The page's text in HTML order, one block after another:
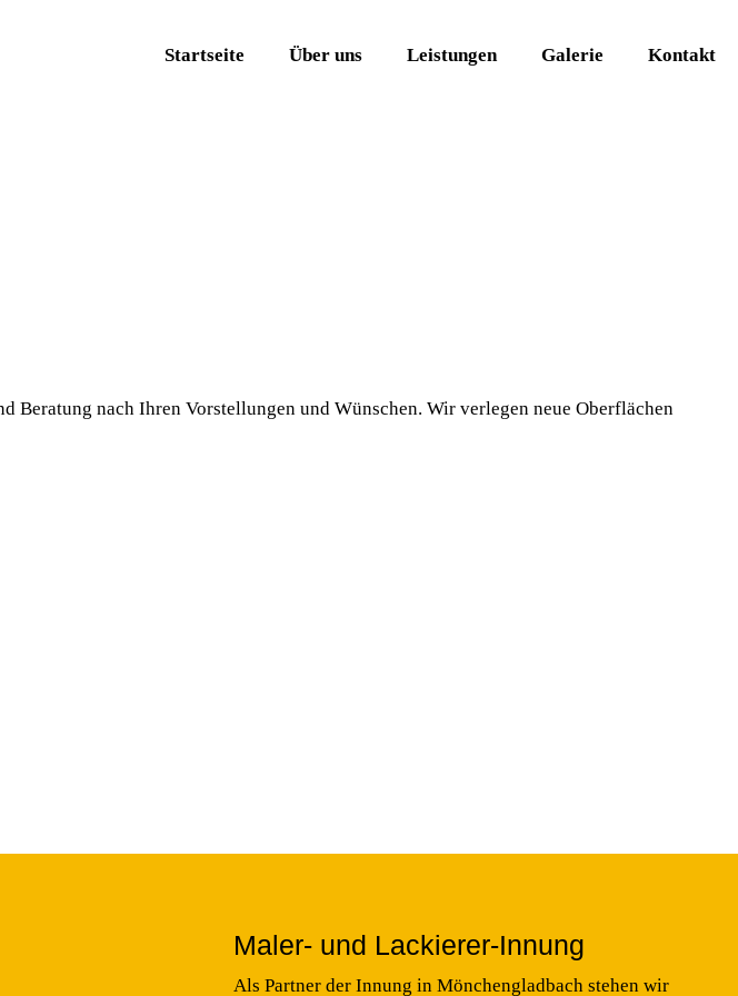
Startseite Über uns Leistungen Galerie Kontakt
nach Ihren Vorstellungen und Wünschen. Wir verlegen neue Oberflächen
Maler- und Lackierer-Innung
Als Partner der Innung in Mönchengladbach stehen wir